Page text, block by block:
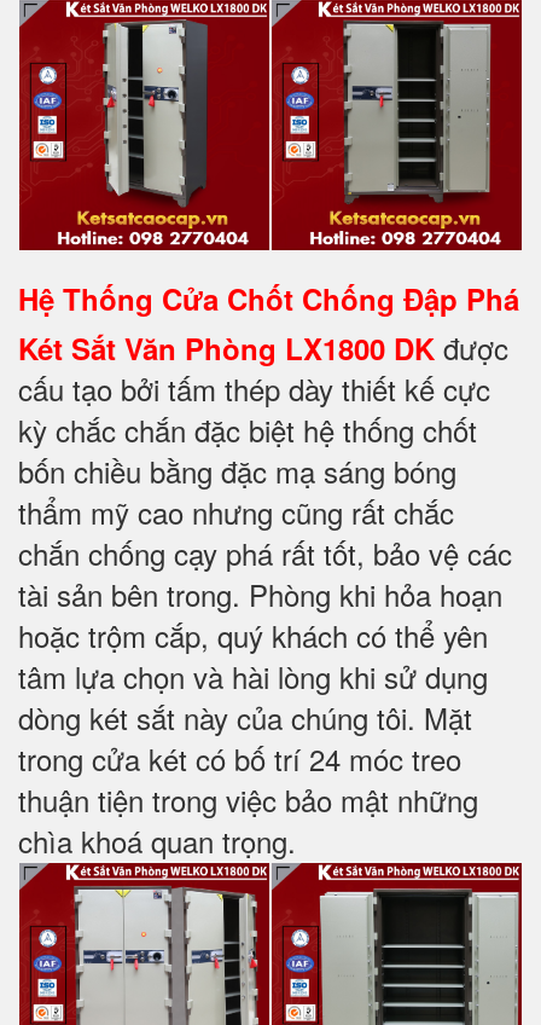
Hệ Thống Cửa Chốt Chống Đập Phá
Két Sắt Văn Phòng LX1800 DK được
cấu tạo bởi tấm thép dày thiết kế cực
kỳ chắc chắn đặc biệt hệ thống chốt
bốn chiều bằng đặc mạ sáng bóng
thẩm mỹ cao nhưng cũng rất chắc
chắn chống cạy phá rất tốt, bảo vệ các
tài sản bên trong. Phòng khi hỏa hoạn
hoặc trộm cắp, quý khách có thể yên
tâm lựa chọn và hài lòng khi sử dụng
dòng két sắt này của chúng tôi. Mặt
trong cửa két có bố trí 24 móc treo
thuận tiện trong việc bảo mật những
chìa khoá quan trọng.